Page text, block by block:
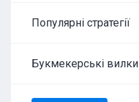
Популярні стратегії
Букмекерські вилки